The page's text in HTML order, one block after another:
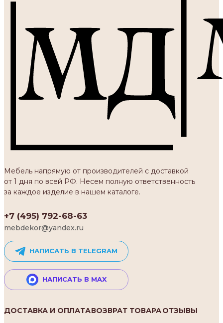
Мебель напрямую от производителей с доставкой
от 1 дня по всей РФ. Несем полную ответственность
за каждое изделие в нашем каталоге.
+7 (495) 792-68-63
mebdekor@yandex.ru
НАПИСАТЬ В TELEGRAM
НАПИСАТЬ В MAX
ДОСТАВКА И ОПЛАТАВОЗВРАТ ТОВАРАОТЗЫВЫ